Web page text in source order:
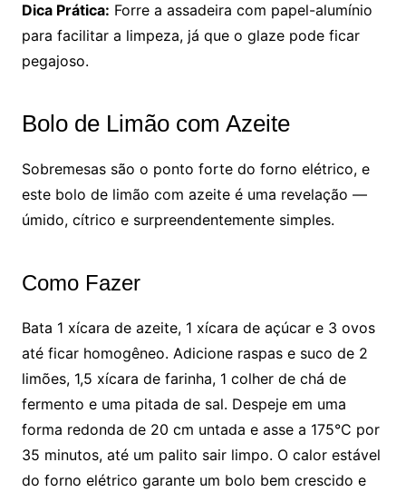
Dica Prática: Forre a assadeira com papel-alumínio
para facilitar a limpeza, já que o glaze pode ficar
pegajoso.
Bolo de Limão com Azeite
Sobremesas são o ponto forte do forno elétrico, e
este bolo de limão com azeite é uma revelação —
úmido, cítrico e surpreendentemente simples.
Como Fazer
Bata 1 xícara de azeite, 1 xícara de açúcar e 3 ovos
até ficar homogêneo. Adicione raspas e suco de 2
limões, 1,5 xícara de farinha, 1 colher de chá de
fermento e uma pitada de sal. Despeje em uma
forma redonda de 20 cm untada e asse a 175°C por
35 minutos, até um palito sair limpo. O calor estável
do forno elétrico garante um bolo bem crescido e